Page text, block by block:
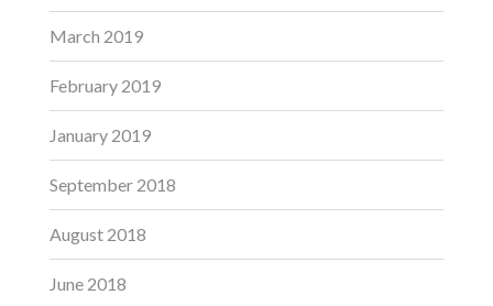
March 2019
February 2019
January 2019
September 2018
August 2018
June 2018